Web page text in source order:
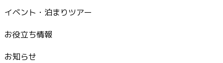
イベント・泊まりツアー
お役立ち情報
お知らせ